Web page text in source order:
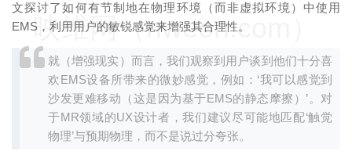
文探讨了如何有节制地在物理环境（而非虚拟环境）中使用
EMS，利用用户的敏锐感觉来增强其合理性。
就（增强现实）而言，我们观察到用户谈到他们十分喜
欢EMS设备所带来的微妙感觉，例如：‘我可以感觉到
沙发更难移动（这是因为基于EMS的静态摩擦）’。对
于MR领域的UX设计者，我们建议尽可能地匹配‘触觉
物理’与预期物理，而不是说过分夸张。
映维网（nweon.com）